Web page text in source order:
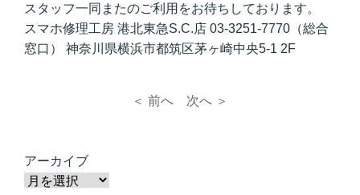
スタッフ一同またのご利用をお待ちしております。
スマホ修理工房 港北東急S.C.店 03-3251-7770（総合
窓口） 神奈川県横浜市都筑区茅ヶ崎中央5-1 2F
＜ 前へ 次へ ＞
アーカイブ